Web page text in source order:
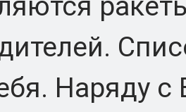
Наряду с